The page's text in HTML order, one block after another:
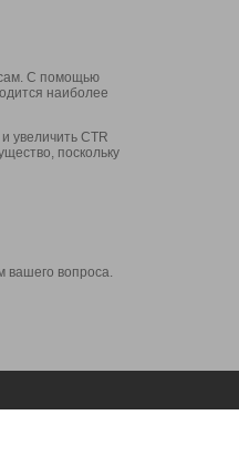
С помощью
наиболее
увеличить CTR
поскольку
вашего вопроса.